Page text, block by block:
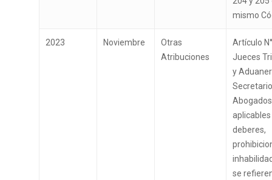
mismo
2023 Noviembre
Otras
Atribuciones
Artículo
Jueces
y
aplicables
deberes,
se
TTA de la Región de
Magallanes y la